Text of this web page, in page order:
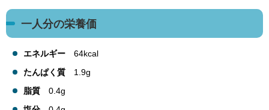
一人分の栄養価
エネルギー 64kcal
たんぱく質 1.9g
脂質 0.4g